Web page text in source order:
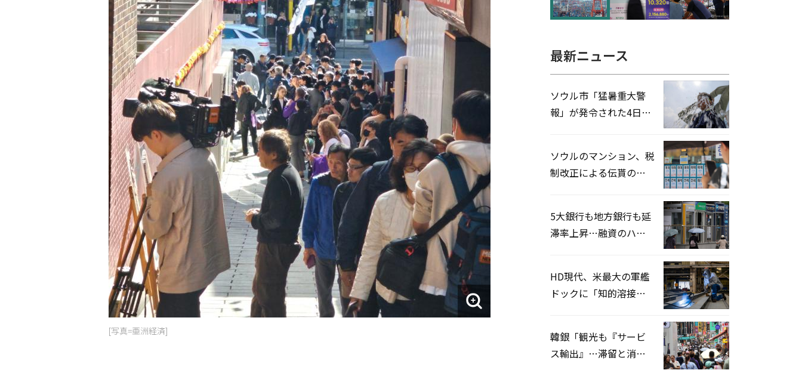
[写真=亜洲経済]
最新ニュース
ソウル市「猛暑重大警
報」が発令された4日、
ソウルのマンション、税
制改正による伝貰の月
5大銀行も地方銀行も延
滞率上昇…融資のハー
HD現代、米最大の軍艦
ドックに「知的溶接」
韓銀「観光も『サービ
ス輸出』…滞留と消費